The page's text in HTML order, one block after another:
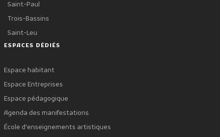
Saint-Paul
Trois-Bassins
Saint-Leu
ESPACES DÉDIÉS
Espace habitant
Espace Entreprises
Espace pédagogique
Agenda des manifestations
École d'enseignements artistiques